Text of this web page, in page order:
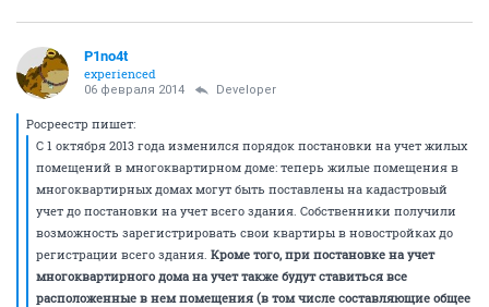
P1no4t
experienced
06 февраля 2014 Developer
Росреестр пишет:
С 1 октября 2013 года изменился порядок постановки на учет жилых
помещений в многоквартирном доме: теперь жилые помещения в
многоквартирных домах могут быть поставлены на кадастровый
учет до постановки на учет всего здания. Собственники получили
возможность зарегистрировать свои квартиры в новостройках до
регистрации всего здания. Кроме того, при постановке на учет
многоквартирного дома на учет также будут ставиться все
расположенные в нем помещения (в том числе составляющие общее